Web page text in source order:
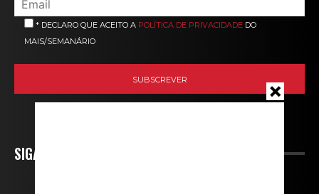
* DECLARO QUE ACEITO A POLÍTICA DE PRIVACIDADE DO
MAIS/SEMANÁRIO
SIGA-NOS